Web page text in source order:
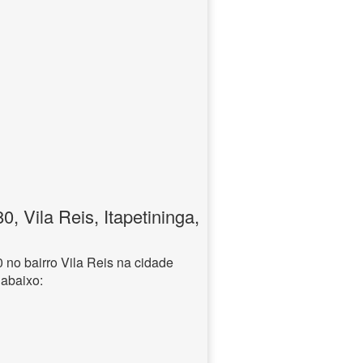
Vila Reis, Itapetininga,
no bairro Vila Reis na cidade